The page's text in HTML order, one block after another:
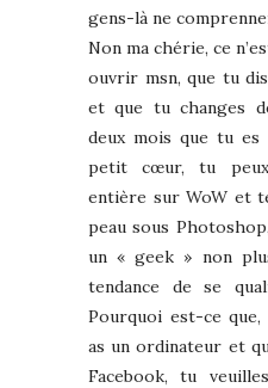
gens-là ne
Non ma chérie, ce
ouvrir msn, que tu
et que tu changes
deux mois que tu
petit cœur, tu
entière sur WoW et
peau sous
un « geek » non
tendance de se
Pourquoi est-ce
as un ordinateur et
Facebook, tu